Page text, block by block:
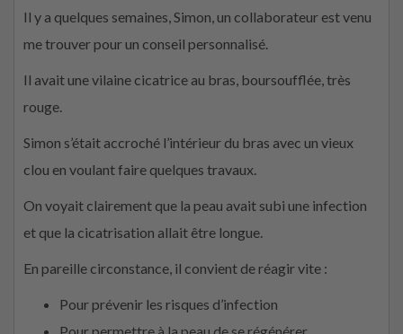
Il y a quelques semaines, Simon, un collaborateur est venu
me trouver pour un conseil personnalisé.
Il avait une vilaine cicatrice au bras, boursoufflée, très
rouge.
Simon s’était accroché l’intérieur du bras avec un vieux
clou en voulant faire quelques travaux.
On voyait clairement que la peau avait subi une infection
et que la cicatrisation allait être longue.
En pareille circonstance, il convient de réagir vite :
Pour prévenir les risques d’infection